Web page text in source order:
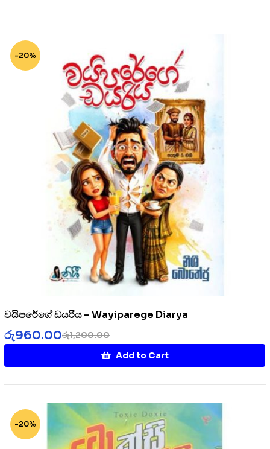
-20%
වයිපරේගේ ඩයරිය – Wayiparege Diarya
රු1,200.00
රු960.00
Add to Cart
-20%